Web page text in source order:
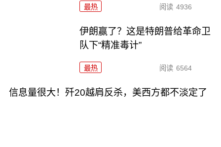
最热 阅读 4936
伊朗赢了？这是特朗普给革命卫
队下“精准毒计”
最热 阅读 6564
信息量很大！歼20越肩反杀，美西方都不淡定了